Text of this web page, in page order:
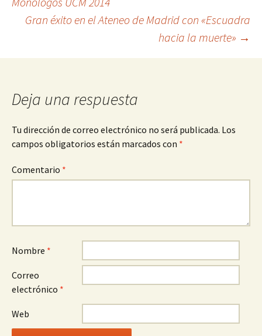
de
entradas
Gran éxito en el Ateneo de Madrid con «Escuadra
hacia la muerte» →
Deja una respuesta
Tu dirección de correo electrónico no será publicada. Los
campos obligatorios están marcados con *
Comentario *
Nombre *
Correo
electrónico *
Web